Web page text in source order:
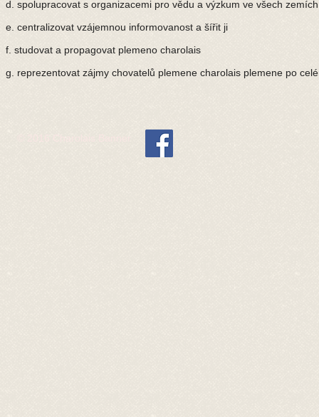
d. spolupracovat s organizacemi pro vědu a výzkum ve všech zemích
e. centralizovat vzájemnou informovanost a šířit ji
f. studovat a propagovat plemeno charolais
g. reprezentovat zájmy chovatelů plemene charolais plemene po